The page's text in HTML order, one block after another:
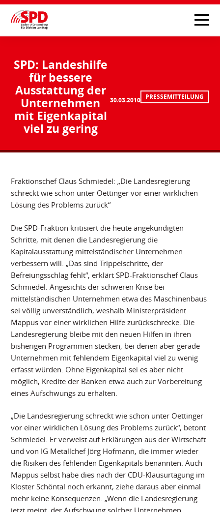
SPD: Landeshilfe
für bessere
Ausstattung der
Unternehmen
mit Eigenkapital
viel zu gering
30.03.2010 PRESSEMITTEILUNG
Fraktionschef Claus Schmiedel: „Die Landesregierung
schreckt wie schon unter Oettinger vor einer wirklichen
Lösung des Problems zurück“
Die SPD-Fraktion kritisiert die heute angekündigten
Schritte, mit denen die Landesregierung die
Kapitalausstattung mittelständischer Unternehmen
verbessern will. „Das sind Trippelschritte, der
Befreiungsschlag fehlt“, erklärt SPD-Fraktionschef Claus
Schmiedel. Angesichts der schweren Krise bei
mittelständischen Unternehmen etwa des Maschinenbaus
sei völlig unverständlich, weshalb Ministerpräsident
Mappus vor einer wirklichen Hilfe zurückschrecke. Die
Landesregierung bleibe mit den neuen Hilfen in ihren
bisherigen Programmen stecken, bei denen aber gerade
Unternehmen mit fehlendem Eigenkapital viel zu wenig
erfasst würden. Ohne Eigenkapital sei es aber nicht
möglich, Kredite der Banken etwa auch zur Vorbereitung
eines Aufschwungs zu erhalten.
„Die Landesregierung schreckt wie schon unter Oettinger
vor einer wirklichen Lösung des Problems zurück“, betont
Schmiedel. Er verweist auf Erklärungen aus der Wirtschaft
und von IG Metallchef Jörg Hofmann, die immer wieder
die Risiken des fehlenden Eigenkapitals benannten. Auch
Mappus selbst habe dies nach der CDU-Klausurtagung im
Kloster Schöntal noch erkannt, ziehe daraus aber einmal
mehr keine Konsequenzen. „Wenn die Landesregierung